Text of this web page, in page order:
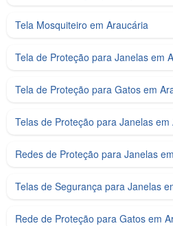
Tela Mosquiteiro em Araucária
Tela de Proteção para Janelas em
Tela de Proteção para Gatos em
Telas de Proteção para Janelas em
Redes de Proteção para Janelas
Telas de Segurança para Janelas
Rede de Proteção para Gatos em